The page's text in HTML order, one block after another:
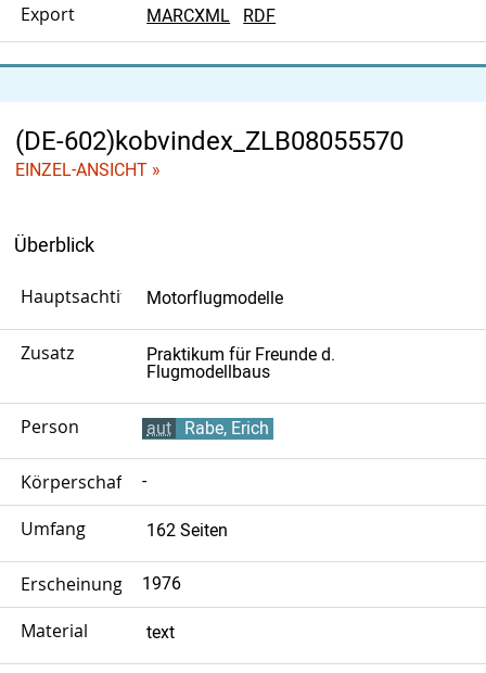
Export MARCXML RDF
(DE-602)kobvindex_ZLB08055570
EINZEL-ANSICHT »
Überblick
Hauptsachtitel Motorflugmodelle
Zusatz
Praktikum für Freunde d.
Flugmodellbaus
Person aut Rabe, Erich
Körperschaft -
Umfang 162 Seiten
Erscheinungsjahr1976
Material text